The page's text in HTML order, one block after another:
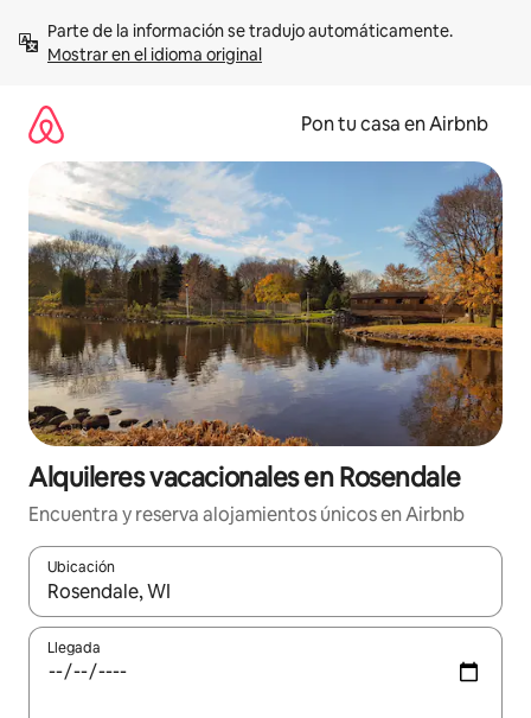
contenidoMostrar en el idioma original
Pon tu casa en Airbnb
Alquileres vacacionales en Rosendale
Encuentra y reserva alojamientos únicos en Airbnb
Ubicación
Cuando los resultados estén disponibles, navega con las
Llegada